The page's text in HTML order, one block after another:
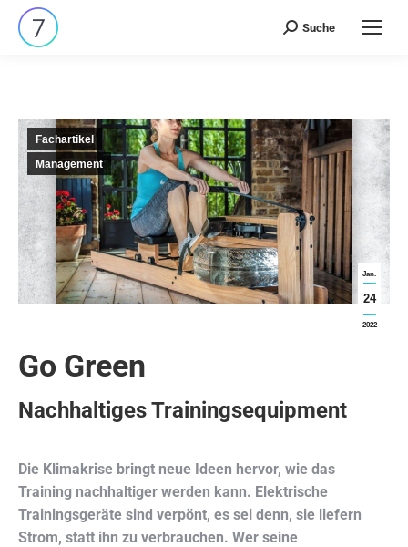
Search:
Suche
Jan.
24
2022
Fachartikel
Management
Go Green
Nachhaltiges Trainingsequipment
Die Klimakrise bringt neue Ideen hervor, wie das
Training nachhaltiger werden kann. Elektrische
Trainingsgeräte sind verpönt, es sei denn, sie liefern
Strom, statt ihn zu verbrauchen. Wer seine